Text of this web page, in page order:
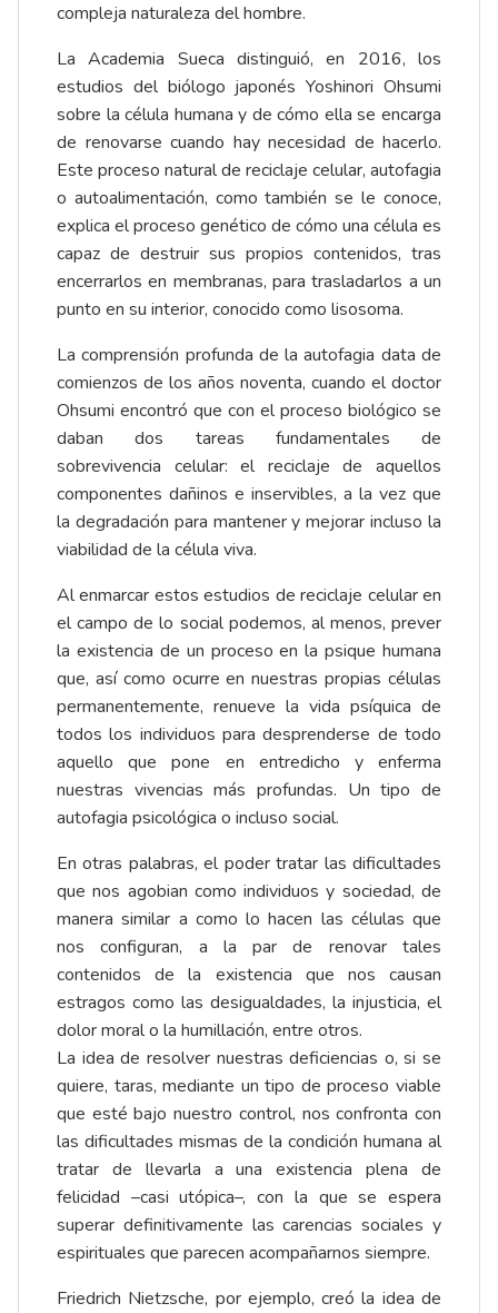
compleja naturaleza del hombre.
La Academia Sueca distinguió, en 2016, los
estudios del biólogo japonés Yoshinori Ohsumi
sobre la célula humana y de cómo ella se encarga
de renovarse cuando hay necesidad de hacerlo.
Este proceso natural de reciclaje celular, autofagia
o autoalimentación, como también se le conoce,
explica el proceso genético de cómo una célula es
capaz de destruir sus propios contenidos, tras
encerrarlos en membranas, para trasladarlos a un
punto en su interior, conocido como lisosoma.
La comprensión profunda de la autofagia data de
comienzos de los años noventa, cuando el doctor
Ohsumi encontró que con el proceso biológico se
daban dos tareas fundamentales de
sobrevivencia celular: el reciclaje de aquellos
componentes dañinos e inservibles, a la vez que
la degradación para mantener y mejorar incluso la
viabilidad de la célula viva.
Al enmarcar estos estudios de reciclaje celular en
el campo de lo social podemos, al menos, prever
la existencia de un proceso en la psique humana
que, así como ocurre en nuestras propias células
permanentemente, renueve la vida psíquica de
todos los individuos para desprenderse de todo
aquello que pone en entredicho y enferma
nuestras vivencias más profundas. Un tipo de
autofagia psicológica o incluso social.
En otras palabras, el poder tratar las dificultades
que nos agobian como individuos y sociedad, de
manera similar a como lo hacen las células que
nos configuran, a la par de renovar tales
contenidos de la existencia que nos causan
estragos como las desigualdades, la injusticia, el
dolor moral o la humillación, entre otros.
La idea de resolver nuestras deficiencias o, si se
quiere, taras, mediante un tipo de proceso viable
que esté bajo nuestro control, nos confronta con
las dificultades mismas de la condición humana al
tratar de llevarla a una existencia plena de
felicidad –casi utópica–, con la que se espera
superar definitivamente las carencias sociales y
espirituales que parecen acompañarnos siempre.
Friedrich Nietzsche, por ejemplo, creó la idea de